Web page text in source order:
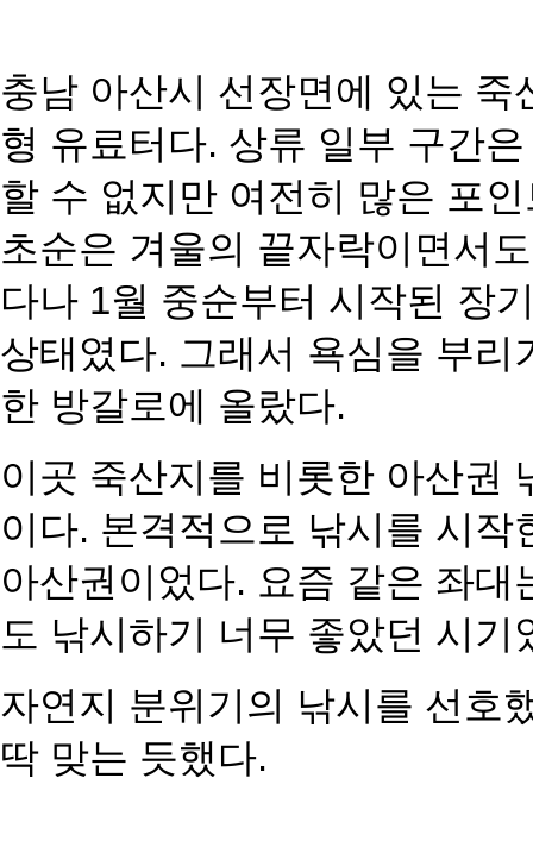
충남 아산시 선장면에 있는
형 유료터다. 상류 일부 구간
할 수 없지만 여전히 많은 포
초순은 겨울의 끝자락이면서
다나 1월 중순부터 시작된 장
상태였다. 그래서 욕심을 부리
한 방갈로에 올랐다.
이곳 죽산지를 비롯한 아산권
이다. 본격적으로 낚시를 시
아산권이었다. 요즘 같은 좌
도 낚시하기 너무 좋았던 시기
자연지 분위기의 낚시를 선호
딱 맞는 듯했다.